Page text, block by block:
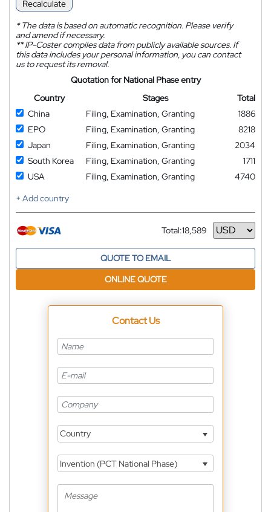
Recalculate
*The data is based on automatic recognition. Please verify
and amend if necessary.
**IP-Coster compiles data from publicly available sources. If
this data includes your personal information, you can contact
us to request its removal.
Quotation for National Phase entry
Country
Stages
Total
China
Filing, Examination, Granting
1886
EPO
Filing, Examination, Granting
8218
Japan
Filing, Examination, Granting
2034
South Korea
Filing, Examination, Granting
1711
USA
Filing, Examination, Granting
4740
+ Add country
Total:18,589
Currency
QUOTE TO EMAIL
ONLINE QUOTE
Contact Us
Country
Invention (PCT National Phase)